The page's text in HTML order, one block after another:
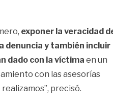
exponer la veracidad
denuncia y también incluir
dado con la víctima en un
con las asesorías
precisó.